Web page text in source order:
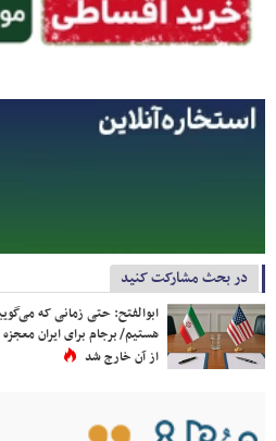
در بحث مشارکت کنید
ابوالفتح: حتی زمانی که
هستیم/ برجام برای ایران
از آن خارج شد